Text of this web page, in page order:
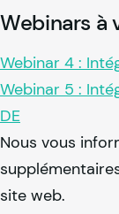
Webinars à
Webinar 4 :
Webinar 5 :
DE
Nous vous
site web.